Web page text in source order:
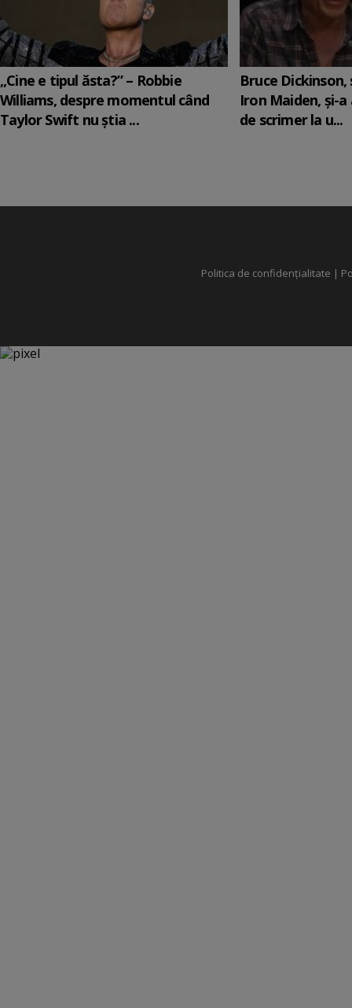
„Cine e tipul ăsta?” – Robbie
Williams, despre momentul când
Taylor Swift nu știa ...
Bruce
Iron Maiden, şi-
de scrimer la u...
Politica de confidențialitate |